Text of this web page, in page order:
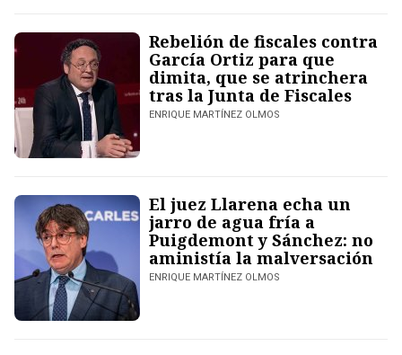
Rebelión de fiscales contra
García Ortiz para que
dimita, que se atrinchera
tras la Junta de Fiscales
ENRIQUE MARTÍNEZ OLMOS
El juez Llarena echa un
jarro de agua fría a
Puigdemont y Sánchez: no
aministía la malversación
ENRIQUE MARTÍNEZ OLMOS